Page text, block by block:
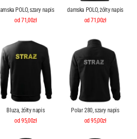
POLO, szary napis
od 71,00zł
damska POLO, żółty napis
od 71,00zł
Bluza, żółty napis
od 95,00zł
Polar 280, szary napis
od 95,00zł